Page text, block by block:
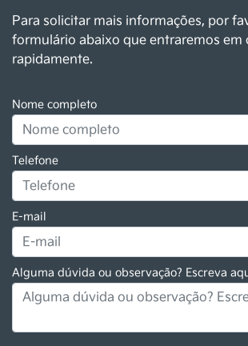
Para solicitar mais informações, por
formulário abaixo que entraremos em
rapidamente.
Nome completo
Telefone
E-mail
Alguma dúvida ou observação? Escreva